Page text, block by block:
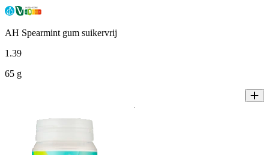
AH Spearmint gum suikervrij
1 .39
65 g